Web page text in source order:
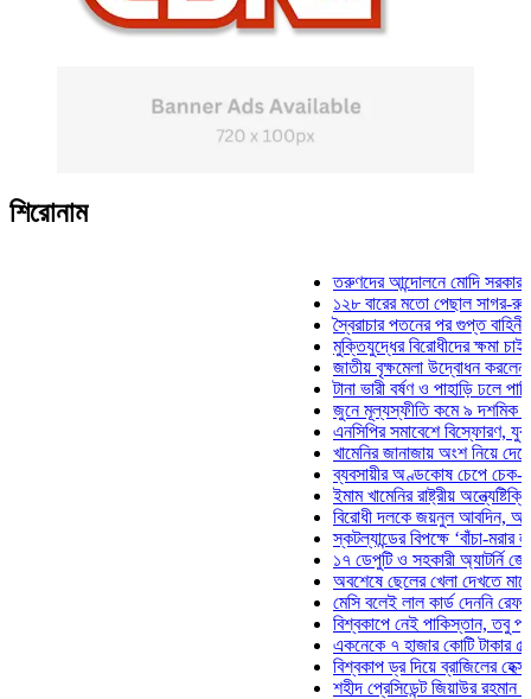
শিরোনাম
তরুণদের আন্দোলনে মোদি সরকার দুর্বল
১২৮ বারের মতো পেছাল সাগর-রুনি
স্বৈরাচার পতনের পর গুপ্ত বাহিনীর
মুক্তিযুদ্ধের বিরোধীদের ক্ষমা চাইতে
জাতীয় বৃক্ষমেলা উদ্বোধন করলেন
টানা ভারী বর্ষণ ও পাহাড়ি ঢলে পানিবন্দি
জুনে মূল্যস্ফীতি কমে ৯ দশমিক ১৬
এনসিপির সমাবেশে বিস্ফোরণ, যুবলীগের
খামেনির জানাজায় অংশ নিয়ে দেশে
ব্যবসায়ীর অণ্ডকোষ চেপে চেক-
ইমাম খামেনির রাষ্ট্রীয় অন্ত্যেষ্টিক্রিয়ায়
বিরোধী দলকে জয়নুল আবদিন, আপনারা
স্কটল্যান্ডের বিপক্ষে ‘বাঁচা-মরার
১৭ ডেপুটি ও সহকারী অ্যাটর্নি
অবশেষে ছেলের খেলা দেখতে মাঠে
মেসি বলেই লাল কার্ড দেননি রেফারি!
বিশ্বকাপে নেই পাকিস্তান, তবু প্রতিটি
একনেকে ৭ হাজার কোটি টাকার ৫
বিশ্বকাপ ড্র দিয়ে ব্রাজিলের হেক্সা
শহীদ প্রেসিডেন্ট জিয়াউর রহমান